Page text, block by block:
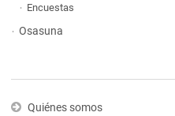
Encuestas
Osasuna
Quiénes somos